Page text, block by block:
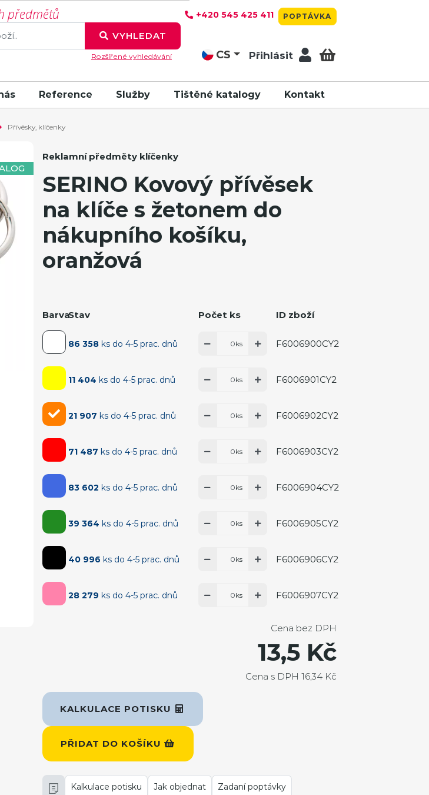
předmětů
VYHLEDAT
Rozšířené vyhledávání
+420 545 425 411 POPTÁVKA
CS Přihlásit
Reference Služby Tištěné katalogy Kontakt
Přívěsky, klíčenky
Reklamní předměty klíčenky
SERINO Kovový přívěsek
na klíče s žetonem do
nákupního košíku,
oranžová
BarvaStav Počet ks ID zboží
86 358 ks do 4-5 prac. dnů ks F6006900CY2
11 404 ks do 4-5 prac. dnů ks F6006901CY2
21 907 ks do 4-5 prac. dnů ks F6006902CY2
71 487 ks do 4-5 prac. dnů ks F6006903CY2
83 602 ks do 4-5 prac. dnů ks F6006904CY2
39 364 ks do 4-5 prac. dnů ks F6006905CY2
40 996 ks do 4-5 prac. dnů ks F6006906CY2
28 279 ks do 4-5 prac. dnů ks F6006907CY2
KALKULACE POTISKU
PŘIDAT DO KOŠÍKU
Cena bez DPH
13,5 Kč
Cena s DPH 16,34 Kč
Kalkulace potisku Jak objednat Zadaní poptávky